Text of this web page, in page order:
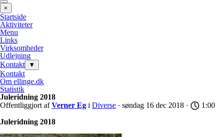
×
Startside
Aktiviteter
Menu
Links
Virksomheder
Udlejning
Kontakt
▼
Kontakt
Om ellinge.dk
Statistik
Juleridning 2018
Offentliggjort afVerner Eg i Diverse · søndag 16 dec 2018 · 1:00
Juleridning 2018